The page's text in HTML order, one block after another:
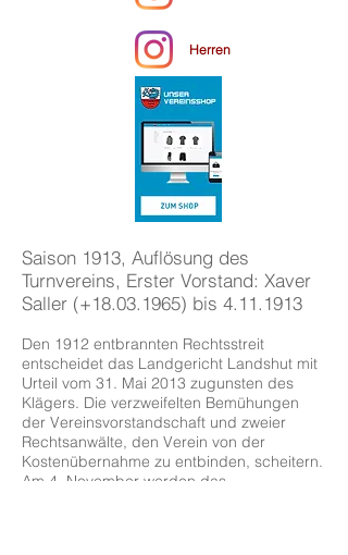
Herren
Saison 1913, Auflösung des
Turnvereins, Erster Vorstand: Xaver
Saller (+18.03.1965) bis 4.11.1913
Den 1912 entbrannten Rechtsstreit
entscheidet das Landgericht Landshut mit
Urteil vom 31. Mai 2013 zugunsten des
Klägers. Die verzweifelten Bemühungen
der Vereinsvorstandschaft und zweier
Rechtsanwälte, den Verein von der
Kostenübernahme zu entbinden, scheitern.
Am 4. November werden das